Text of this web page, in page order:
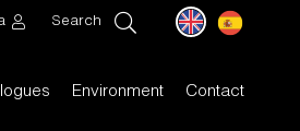
Search
Environment Contact